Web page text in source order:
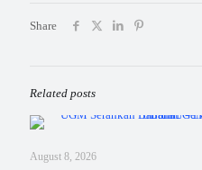
Share
Related posts
August 8, 2026